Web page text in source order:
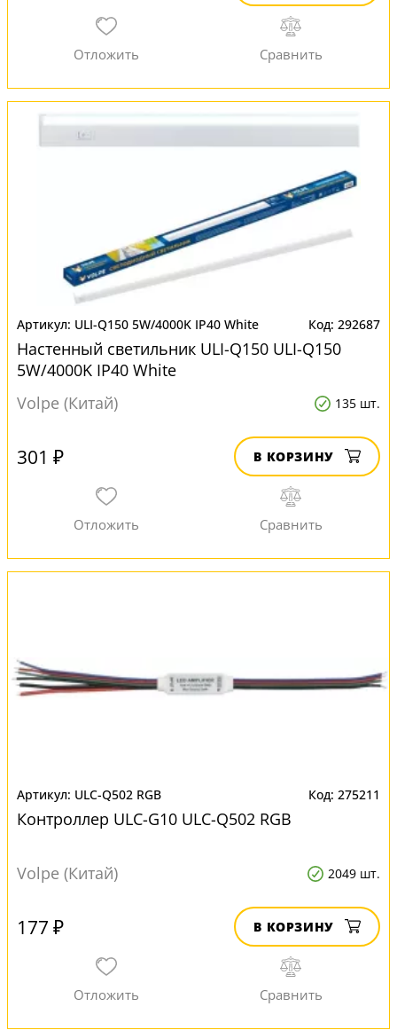
ULI-Q150 5W/4000K IP40 White 292687
Настенный светильник ULI-Q150 ULI-Q150
5W/4000K IP40 White
Volpe (Китай)
135 шт.
301 ₽ В КОРЗИНУ
ULC-Q502 RGB 275211
Контроллер ULC-G10 ULC-Q502 RGB
Volpe (Китай) 2049 шт.
177 ₽ В КОРЗИНУ